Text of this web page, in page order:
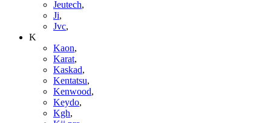
Jeutech,
Ji,
Jvc,
K
Kaon,
Karat,
Kaskad,
Kentatsu,
Kenwood,
Keydo,
Kgh,